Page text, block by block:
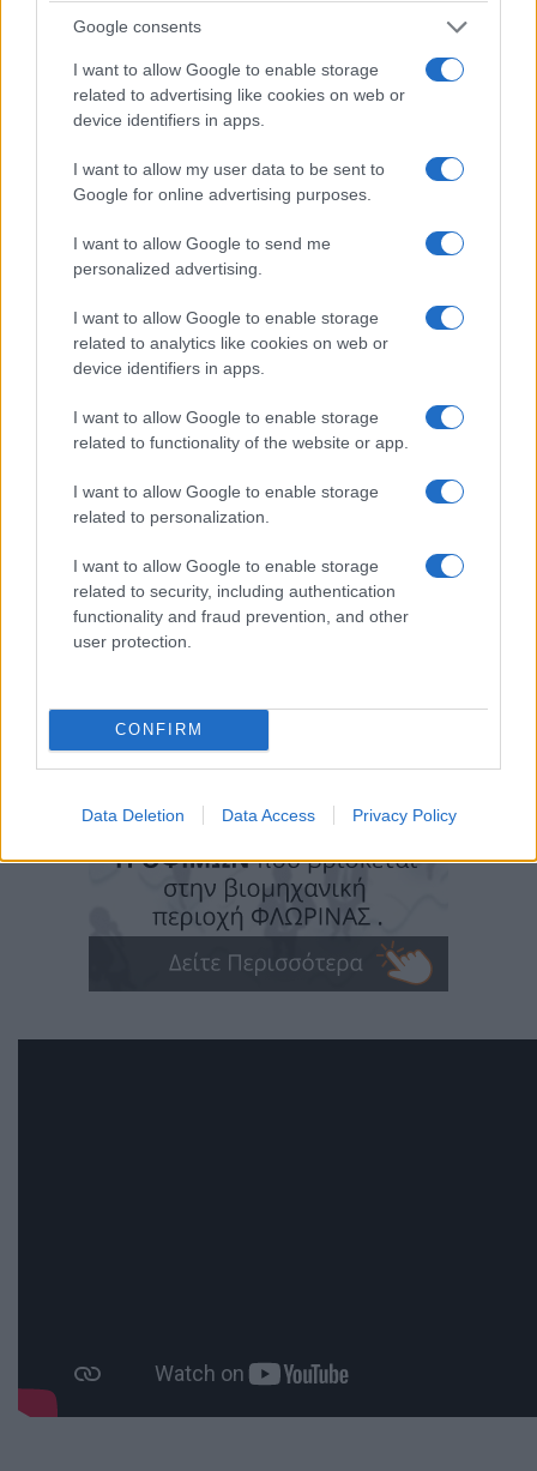
Google consents
I want to allow Google to enable storage
related to advertising like cookies on web or
device identifiers in apps.
I want to allow my user data to be sent to
Google for online advertising purposes.
I want to allow Google to send me
personalized advertising.
I want to allow Google to enable storage
related to analytics like cookies on web or
device identifiers in apps.
I want to allow Google to enable storage
related to functionality of the website or app.
I want to allow Google to enable storage
related to personalization.
I want to allow Google to enable storage
related to security, including authentication
functionality and fraud prevention, and other
user protection.
CONFIRM
Data Deletion Data Access Privacy Policy